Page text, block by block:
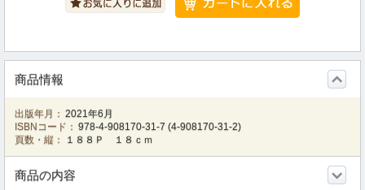
商品情報
出版年月： 2021年6月
ISBNコード： 978-4-908170-31-7 (4-908170-31-2)
頁数・縦：
１８８Ｐ １８ｃｍ
商品の内容